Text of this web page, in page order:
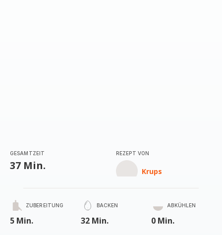
GESAMTZEIT
37 Min.
REZEPT VON
Krups
ZUBEREITUNG
5 Min.
BACKEN
32 Min.
ABKÜHLEN
0 Min.